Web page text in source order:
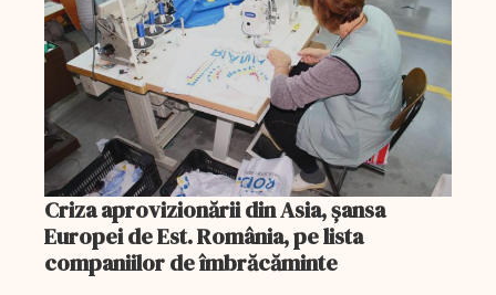
Criza aprovizionării din Asia, șansa
Europei de Est. România, pe lista
companiilor de îmbrăcăminte